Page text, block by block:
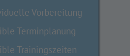
Vorbereitung
Terminplanung
Trainingszeiten